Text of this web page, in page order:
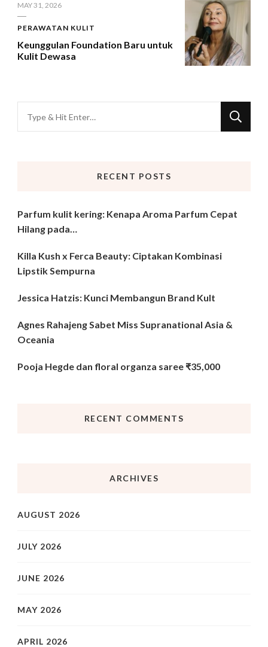
MAY 31, 2026
PERAWATAN KULIT
Keunggulan Foundation Baru untuk
Kulit Dewasa
for
RECENT POSTS
Parfum kulit kering: Kenapa Aroma Parfum Cepat
Hilang pada…
Killa Kush x Ferca Beauty: Ciptakan Kombinasi
Lipstik Sempurna
Jessica Hatzis: Kunci Membangun Brand Kult
Agnes Rahajeng Sabet Miss Supranational Asia &
Oceania
Pooja Hegde dan floral organza saree ₹35,000
RECENT COMMENTS
ARCHIVES
AUGUST 2026
JULY 2026
JUNE 2026
MAY 2026
APRIL 2026